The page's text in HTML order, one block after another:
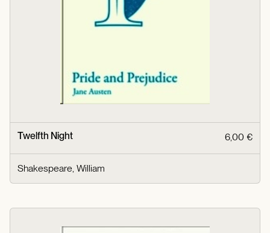
Twelfth Night 6,00 €
Shakespeare, William